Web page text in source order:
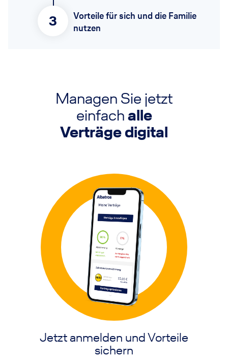
3
Vorteile für sich und die Familie
nutzen
Managen Sie jetzt
einfachalle
Verträge digital
Jetzt anmelden und Vorteile
sichern